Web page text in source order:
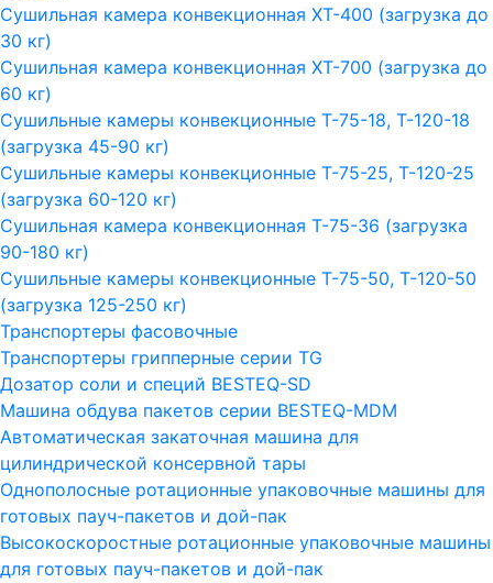
Сушильная камера конвекционная ХТ-400 (загрузка до
30 кг)
Сушильная камера конвекционная ХТ-700 (загрузка до
60 кг)
Сушильные камеры конвекционные Т-75-18, Т-120-18
(загрузка 45-90 кг)
Сушильные камеры конвекционные Т-75-25, Т-120-25
(загрузка 60-120 кг)
Сушильная камера конвекционная Т-75-36 (загрузка
90-180 кг)
Сушильные камеры конвекционные Т-75-50, Т-120-50
(загрузка 125-250 кг)
Транспортеры фасовочные
Транспортеры грипперные серии TG
Дозатор соли и специй BESTEQ-SD
Машина обдува пакетов серии ВESTEQ-MDM
Автоматическая закаточная машина для
цилиндрической консервной тары
Однополосные ротационные упаковочные машины для
готовых пауч-пакетов и дой-пак
Высокоскоростные ротационные упаковочные машины
для готовых пауч-пакетов и дой-пак